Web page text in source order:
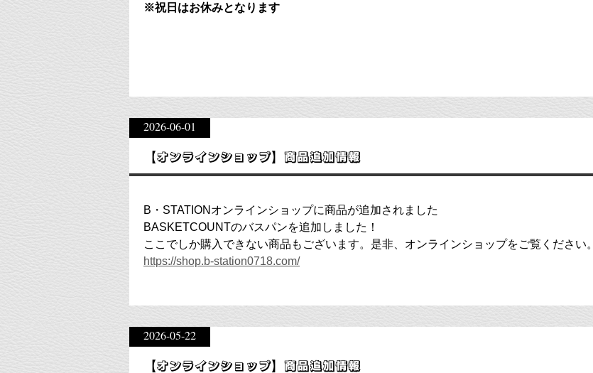
※祝日はお休みとなります
【オンラインショップ】商品追加情報
2026-06-01
B・STATIONオンラインショップに商品が追加されました
BASKETCOUNTのバスパンを追加しました！
ここでしか購入できない商品もございます。是非、オンラインショップをご覧ください。
https://shop.b-station0718.com/
【オンラインショップ】商品追加情報
2026-05-22